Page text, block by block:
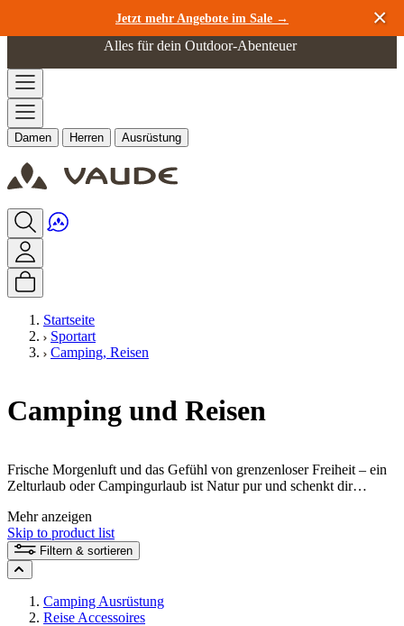
Jetzt mehr Angebote im Sale →
Zum Inhalt springen
Alles für dein Outdoor-Abenteuer
Damen Herren Ausrüstung
Startseite
Sportart
Camping, Reisen
Camping und Reisen
Frische Morgenluft und das Gefühl von grenzenloser Freiheit – ein
Zelturlaub oder Campingurlaub ist Natur pur und schenkt dir
richtige Camping- und Reise-Ausstattung bieten wir perfekte
Schlafsäcke, Isomatten, Kulturbeutel und natürlich auch das
passende Zelt. Unsere
dich zu finden - damit es bald losgehen kann!
Mehr anzeigen
Skip to product list
Filtern & sortieren
Camping Ausrüstung
Reise Accessoires